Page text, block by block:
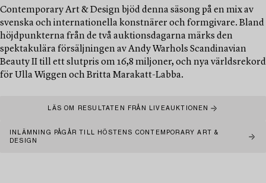
Contemporary Art & Design bjöd denna säsong på en mix av
svenska och internationella konstnärer och formgivare. Bland
höjdpunkterna från de två auktionsdagarna märks den
spektakulära försäljningen av Andy Warhols Scandinavian
Beauty II till ett slutpris om 16,8 miljoner, och nya världsrekord
för Ulla Wiggen och Britta Marakatt-Labba.
LÄS OM RESULTATEN FRÅN LIVEAUKTIONEN
INLÄMNING PÅGÅR TILL HÖSTENS CONTEMPORARY ART &
DESIGN